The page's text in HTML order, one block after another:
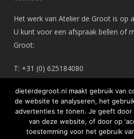
Het werk van Atelier de Groot is op
U kunt voor een afspraak bellen of
Groot:
T: +31 (0) 625184080
dieterdegroot.nl maakt gebruik van
de website te analyseren, het
advertenties te tonen. Je geeft door
van deze website, of door op
toestemming voor het gebruik